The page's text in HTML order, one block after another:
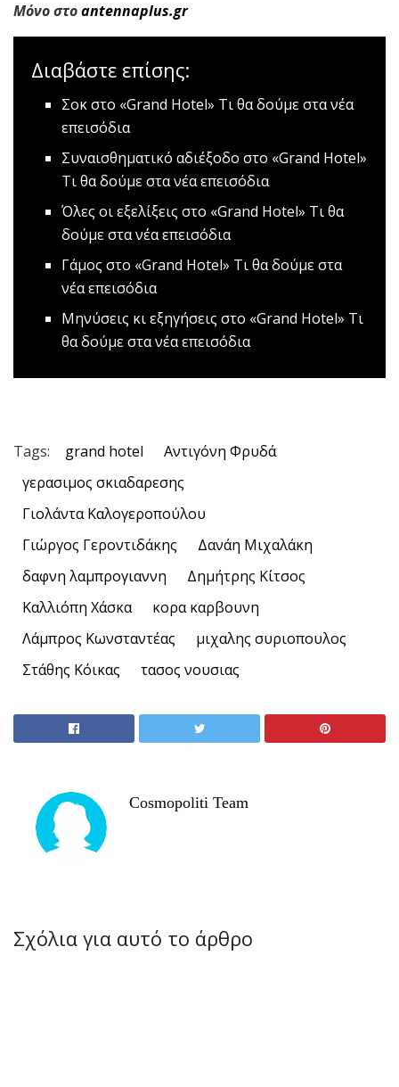
Μόνο στοantennaplus.gr
Διαβάστε επίσης:
Σοκ στο «Grand Hotel» Τι θα δούμε στα νέα
επεισόδια
Συναισθηματικό αδιέξοδο στο «Grand Hotel»
Τι θα δούμε στα νέα επεισόδια
Όλες οι εξελίξεις στο «Grand Hotel» Τι θα
δούμε στα νέα επεισόδια
Γάμος στο «Grand Hotel» Τι θα δούμε στα
νέα επεισόδια
Μηνύσεις κι εξηγήσεις στο «Grand Hotel» Τι
θα δούμε στα νέα επεισόδια
Tags: grand hotel
Αντιγόνη Φρυδά
γερασιμος σκιαδαρεσης
Γιολάντα Καλογεροπούλου
Γιώργος Γεροντιδάκης
Δανάη Μιχαλάκη
δαφνη λαμπρογιαννη
Δημήτρης Κίτσος
Καλλιόπη Χάσκα
κορα καρβουνη
Λάμπρος Κωνσταντέας
μιχαλης συριοπουλος
Στάθης Κόικας
τασος νουσιας
Cosmopoliti Team
Σχόλια για αυτό το άρθρο